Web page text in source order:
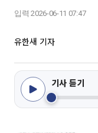
입력 2026-06-11 07:47
유한새 기자
기사 듣기